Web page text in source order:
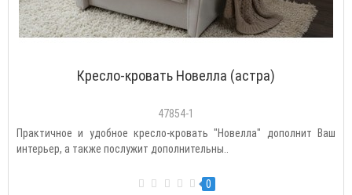
Кресло-кровать Новелла (астра)
47854-1
Практичное и удобное кресло-кровать "Новелла" дополнит Ваш
интерьер, а также послужит дополнительны..
0